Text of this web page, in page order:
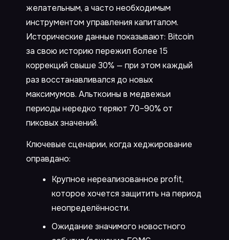
желательным, а часто необходимым
инструментом управления капиталом.
Исторические данные показывают: Bitcoin
за свою историю пережил более 15
коррекций свыше 30% — при этом каждый
раз восстанавливался до новых
максимумов. Альткоины в медвежьи
периоды нередко теряют 70–90% от
пиковых значений.
Ключевые сценарии, когда хеджирование
оправдано:
Крупное нереализованное profit,
которое хочется защитить на период
неопределённости.
Ожидание значимого новостного